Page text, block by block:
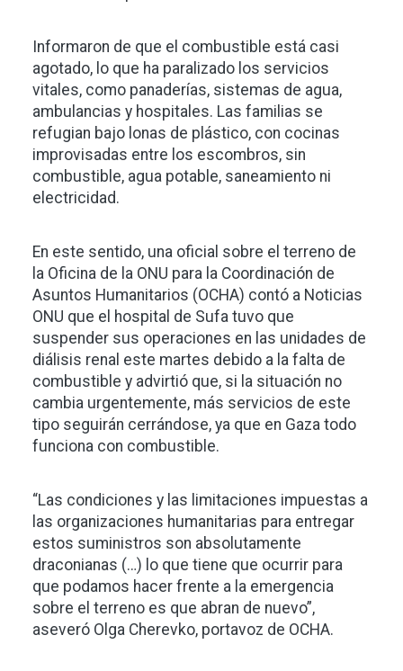
Informaron de que el combustible está casi
agotado, lo que ha paralizado los servicios
vitales, como panaderías, sistemas de agua,
ambulancias y hospitales. Las familias se
refugian bajo lonas de plástico, con cocinas
improvisadas entre los escombros, sin
combustible, agua potable, saneamiento ni
electricidad.
En este sentido, una oficial sobre el terreno de
la Oficina de la ONU para la Coordinación de
Asuntos Humanitarios (OCHA) contó a Noticias
ONU que el hospital de Sufa tuvo que
suspender sus operaciones en las unidades de
diálisis renal este martes debido a la falta de
combustible y advirtió que, si la situación no
cambia urgentemente, más servicios de este
tipo seguirán cerrándose, ya que en Gaza todo
funciona con combustible.
“Las condiciones y las limitaciones impuestas a
las organizaciones humanitarias para entregar
estos suministros son absolutamente
draconianas (…) lo que tiene que ocurrir para
que podamos hacer frente a la emergencia
sobre el terreno es que abran de nuevo”,
aseveró Olga Cherevko, portavoz de OCHA.